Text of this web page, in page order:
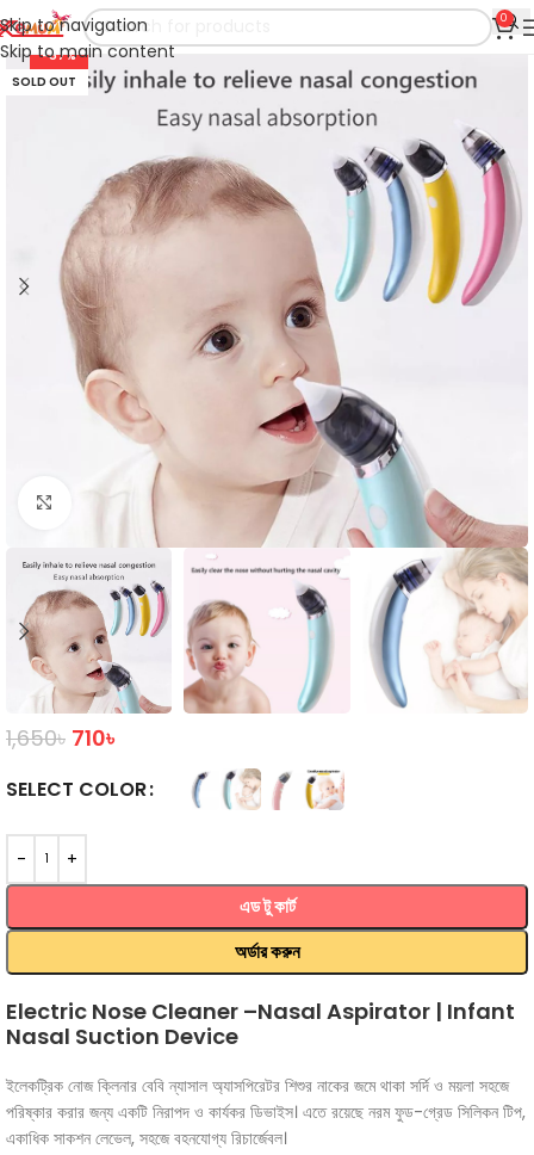
Skip to navigation
Skip to main content
0
-57%
SOLD OUT
Click to enlarge
1,650৳ 710৳
COLOR
এড টু কার্ট
অর্ডার করুন
Electric Nose Cleaner –Nasal Aspirator | Infant
Nasal Suction Device
ইলেকট্রিক নোজ ক্লিনার বেবি ন্যাসাল অ্যাসপিরেটর শিশুর নাকের জমে থাকা সর্দি ও ময়লা সহজে
পরিষ্কার করার জন্য একটি নিরাপদ ও কার্যকর ডিভাইস। এতে রয়েছে নরম ফুড-গ্রেড সিলিকন টিপ,
একাধিক সাকশন লেভেল, সহজে বহনযোগ্য রিচার্জেবল।